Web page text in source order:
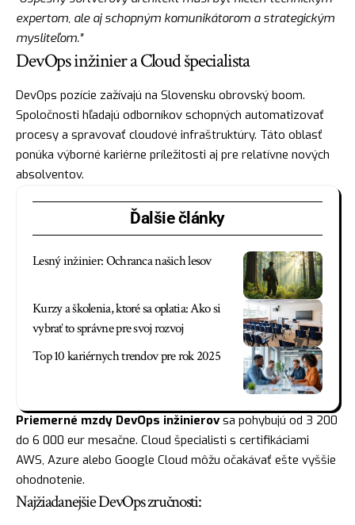
expertom, ale aj schopným komunikátorom a strategickým
mysliteľom."
DevOps inžinier a Cloud špecialista
DevOps pozície zažívajú na Slovensku obrovský boom.
Spoločnosti hľadajú odborníkov schopných automatizovať
procesy a spravovať cloudové infraštruktúry. Táto oblasť
ponúka výborné kariérne príležitosti aj pre relatívne nových
absolventov.
Ďalšie články
Lesný inžinier: Ochranca našich lesov
Kurzy a školenia, ktoré sa oplatia: Ako si
vybrať to správne pre svoj rozvoj
Top 10 kariérnych trendov pre rok 2025
Priemerné mzdy DevOps inžinierovsa pohybujú od 3 200
do 6 000 eur mesačne. Cloud špecialisti s certifikáciami
AWS, Azure alebo Google Cloud môžu očakávať ešte vyššie
ohodnotenie.
Najžiadanejšie DevOps zručnosti: